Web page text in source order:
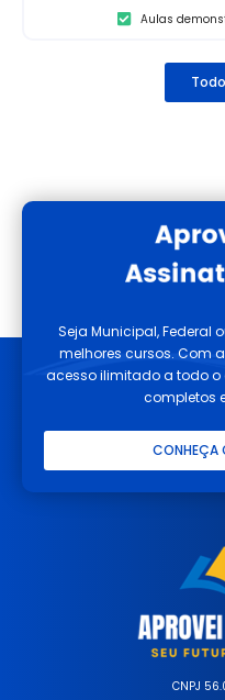
Aulas
Seja Municipal, Federal
melhores cursos. Com
acesso ilimitado a todo
completos
CONHEÇA
CNPJ